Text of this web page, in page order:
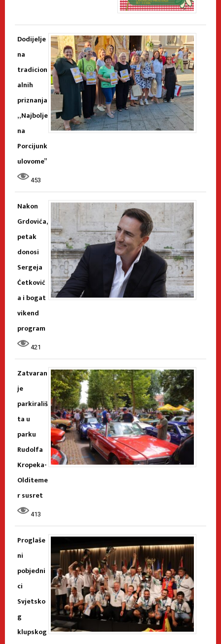
Dodijelje
na
tradicion
alnih
priznanja
„Najbolje
na
Porcijunk
ulovome”
453
Nakon
Grdovića,
petak
donosi
Sergeja
Ćetković
a i bogat
vikend
program
421
Zatvaran
je
parkirališ
ta u
parku
Rudolfa
Kropeka-
Olditeme
r susret
413
Proglaše
ni
pobjedni
ci
Svjetsko
g
klupskog